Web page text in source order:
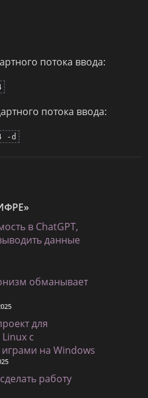
потока ввода:
потока ввода:
-d
в ChatGPT,
данные
обманывает
для
с
на Windows
работу